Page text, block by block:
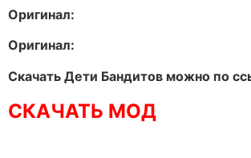
Оригинал:
Оригинал:
Скачать Дети Бандитов можно по
СКАЧАТЬ МОД